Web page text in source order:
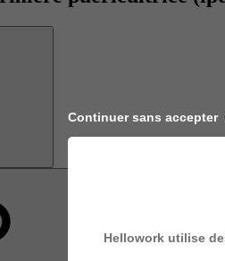
Continuer sans accepter
Hellowork utilise